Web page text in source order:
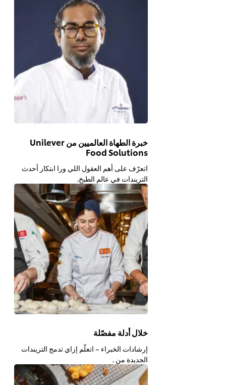
خبرة الطهاة العالميين من Unilever
Food Solutions
اتعرّف على أهم العقول اللي ورا ابتكار أحدث
التريندات في عالم الطبخ.
خلال أدلة مفصّلة
إرشادات الخبراء – اتعلّم إزاي تدمج التريندات
الجديدة من .